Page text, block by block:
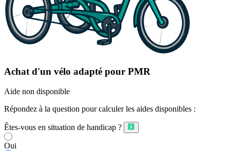
Achat d'un vélo adapté pour PMR
Aide non disponible
Répondez à la question pour calculer les aides disponibles :
Êtes-vous en situation de handicap ?
Oui